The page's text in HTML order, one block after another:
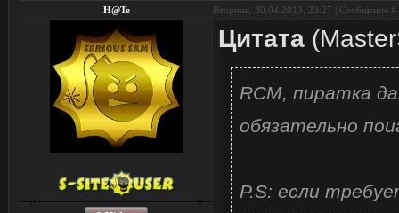
H@Te Вторник, 30.04.2013, 23:27 | Сообщение #
Цитата (
RCM, пиратка
обязательно
P.S: если